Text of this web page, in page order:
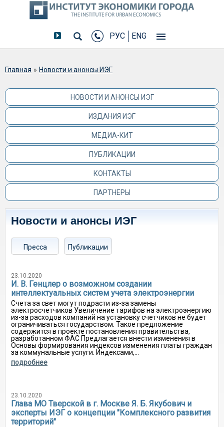
РУС ENG
Вы здесь
Главная » Новости и анонсы ИЭГ
НОВОСТИ И АНОНСЫ ИЭГ
ИЗДАНИЯ ИЭГ
МЕДИА-КИТ
ПУБЛИКАЦИИ
КОНТАКТЫ
ПАРТНЕРЫ
Новости и анонсы ИЭГ
Пресса Публикации
23.10.2020
И. В. Генцлер о возможном создании
интеллектуальных систем учета электроэнергии
Счета за свет могут подрасти из-за замены
электросчетчиков Увеличение тарифов на электроэнергию
из-за расходов компаний на установку счетчиков не будет
ограничиваться государством. Такое предложение
содержится в проекте постановления правительства,
разработанном ФАС Предлагается внести изменения в
Основы формирования индексов изменения платы граждан
за коммунальные услуги. Индексами,...
подробнее
23.10.2020
Глава МО Тверской в г. Москве Я. Б. Якубович и
эксперты ИЭГ о концепции "Комплексного развития
территорий"